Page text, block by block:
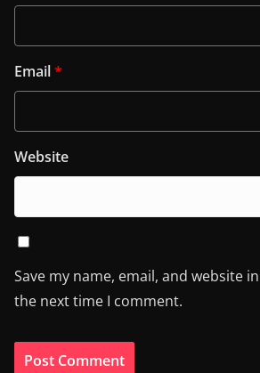
Email*
Website
Save my name, email, and website
the next time I comment.